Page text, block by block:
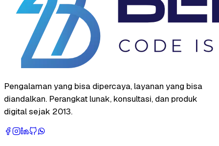
Pengalaman yang bisa dipercaya, layanan yang bisa
diandalkan. Perangkat lunak, konsultasi, dan produk
digital sejak 2013.